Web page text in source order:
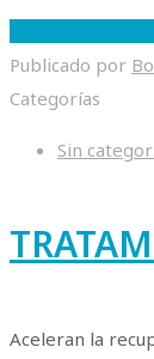
Publicado por
Categorías
Sin
Aceleran la